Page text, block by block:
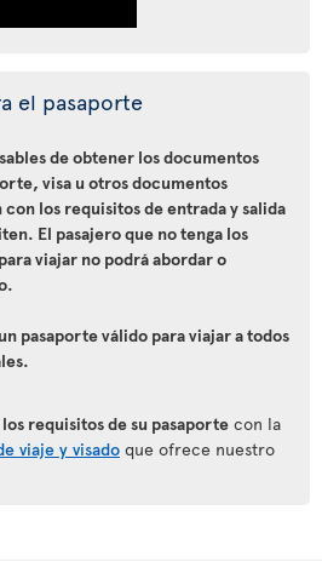
el pasaporte
de obtener los documentos
visa u otros documentos
los requisitos de entrada y salida
El pasajero que no tenga los
viajar no podrá abordar o
pasaporte válido para viajar a todos
requisitos de su pasaporte con la
viaje y visado que ofrece nuestro